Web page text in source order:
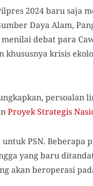
2024 baru saja
Daya Alam,
debat para
krisis
persoalan
Proyek Strategis
PSN.
yang baru
akan beroperasi